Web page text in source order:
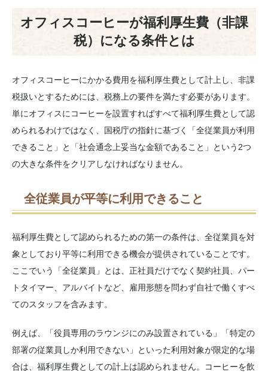
オフィスコーヒーが福利厚生費（非課
税）になる条件とは
オフィスコーヒーにかかる費用を福利厚生費として計上し、非課
税扱いとするためには、税務上の要件を満たす必要があります。
単にオフィスにコーヒーを設置すればすべて福利厚生費として認
められるわけではなく、国税庁の指針に基づく「全従業員が利用
できること」と「社会通念上妥当な金額であること」という2つ
の大きな条件をクリアしなければなりません。
全従業員が平等に利用できること
福利厚生費として認められるための第一の条件は、全従業員を対
象としており平等に利用できる機会が提供されていることです。
ここでいう「全従業員」とは、正社員だけでなく契約社員、パー
トタイマー、アルバイトなど、雇用形態を問わず自社で働くすべ
てのスタッフを含みます。
例えば、「役員専用のラウンジにのみ設置されている」「特定の
部署の従業員しか利用できない」といった利用対象が限定的な場
合は、福利厚生費としての計上は認められません。コーヒーを飲